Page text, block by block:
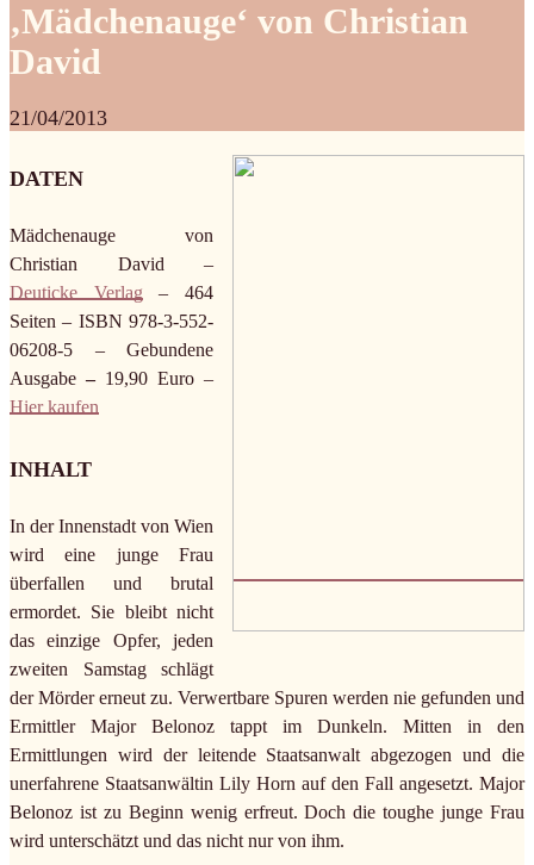
‚Mädchenauge‘ von Christian
David
21/04/2013
DATEN
Mädchenauge
von
Christian David –
Deuticke Verlag – 464
Seiten – ISBN 978-3-552-
06208-5 – Gebundene
Ausgabe – 19,90 Euro –
Hier kaufen
INHALT
In der Innenstadt von Wien
wird eine junge Frau
überfallen und brutal
ermordet. Sie bleibt nicht
das einzige Opfer, jeden
zweiten Samstag schlägt
der Mörder erneut zu. Verwertbare Spuren werden nie gefunden und
Ermittler Major Belonoz tappt im Dunkeln. Mitten in den
Ermittlungen wird der leitende Staatsanwalt abgezogen und die
unerfahrene Staatsanwältin Lily Horn auf den Fall angesetzt. Major
Belonoz ist zu Beginn wenig erfreut. Doch die toughe junge Frau
wird unterschätzt und das nicht nur von ihm.